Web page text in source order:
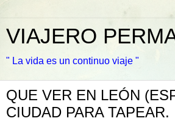
VIAJERO
" La vida es un continuo viaje "
QUE VER EN LEÓN
CIUDAD PARA TAPEAR.